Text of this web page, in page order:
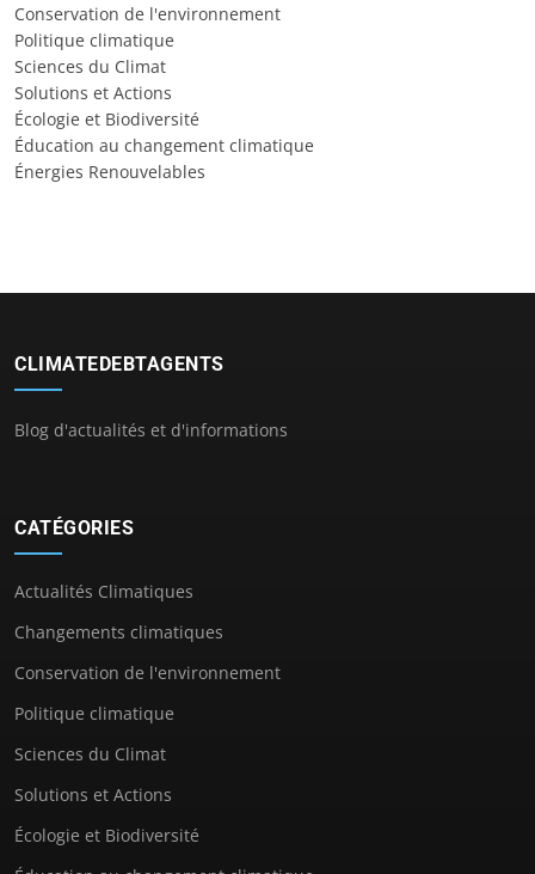
Conservation de l'environnement
Politique climatique
Sciences du Climat
Solutions et Actions
Écologie et Biodiversité
Éducation au changement climatique
Énergies Renouvelables
CLIMATEDEBTAGENTS
Blog d'actualités et d'informations
CATÉGORIES
Actualités Climatiques
Changements climatiques
Conservation de l'environnement
Politique climatique
Sciences du Climat
Solutions et Actions
Écologie et Biodiversité